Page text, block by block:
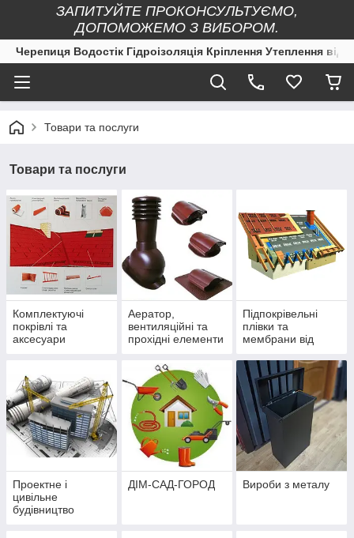
ЗАПИТУЙТЕ ПРОКОНСУЛЬТУЄМО,
ДОПОМОЖЕМО З ВИБОРОМ.
Черепиця Водостік Гідроізоляція Кріплення Утеплення
Товари та послуги
Товари та послуги
Комплектуючі
покрівлі та
аксесуари
Аератор,
вентиляційні та
прохідні елементи
Підпокрівельні
плівки та
мембрани від
європейських
виробників
EUROVENT
STROTEX JUTA
MARMA
Проектне і
цивільне
будівництво
ДІМ-САД-ГОРОД Вироби з металу